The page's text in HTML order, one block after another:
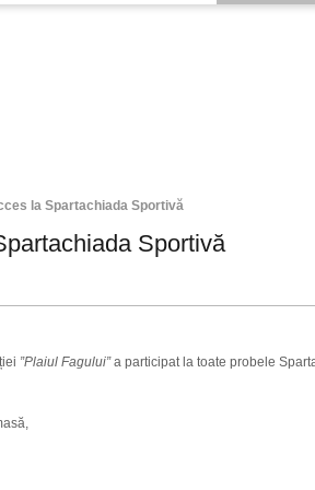
la Spartachiada Sportivă
Sportivă
”Plaiul Fagului”a participat la toate probele